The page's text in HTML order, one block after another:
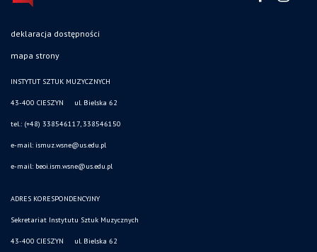
deklaracja dostępności
mapa strony
INSTYTUT SZTUK MUZYCZNYCH
43-400 CIESZYN ul. Bielska 62
tel.: (+48) 338546117, 338546150
e-mail: ismuz.wsne@us.edu.pl
e-mail: beoi.ism.wsne@us.edu.pl
ADRES KORESPONDENCYJNY
Sekretariat Instytutu Sztuk Muzycznych
43-400 CIESZYN ul. Bielska 62